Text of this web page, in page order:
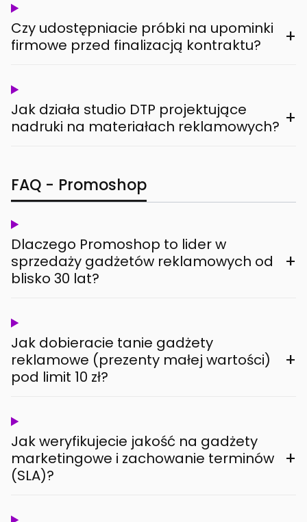
Czy udostępniacie próbki na upominki
firmowe przed finalizacją kontraktu?
+
Jak działa studio DTP projektujące
nadruki na materiałach reklamowych? +
FAQ - Promoshop
Dlaczego Promoshop to lider w
sprzedaży gadżetów reklamowych od
blisko 30 lat?
+
Jak dobieracie tanie gadżety
reklamowe (prezenty małej wartości)
pod limit 10 zł?
+
Jak weryfikujecie jakość na gadżety
marketingowe i zachowanie terminów
(SLA)?
+